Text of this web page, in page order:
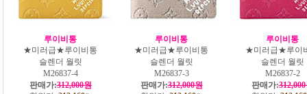
루이비통
★미러급★루이비통
슬렌더 월릿
M26837-4
판매가:312,000원
루이비통
★미러급★루이비통
슬렌더 월릿
M26837-3
판매가:312,000원
루이비통
★미러급★루이
슬렌더 월릿
M26837-2
판매가: